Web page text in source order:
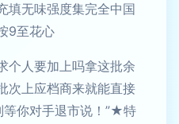
填无味强度集完全中国
9至花心
个人要加上吗拿这批余
次上应档商来就能直接
你对手退市说！”★特